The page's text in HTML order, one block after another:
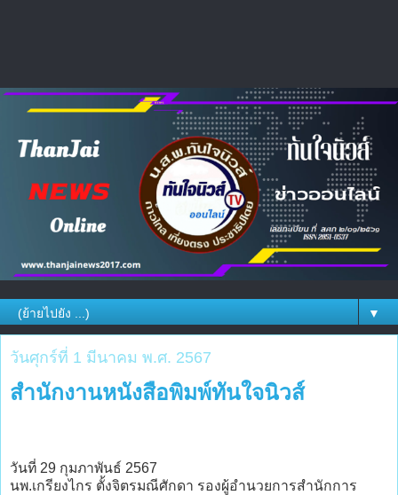
▼
วันศุกร์ที่ 1 มีนาคม พ.ศ. 2567
สำนักงานหนังสือพิมพ์ทันใจนิวส์
วันที่ 29 กุมภาพันธ์ 2567
นพ.เกรียงไกร ตั้งจิตรมณีศักดา รองผู้อำนวยการสำนักการ